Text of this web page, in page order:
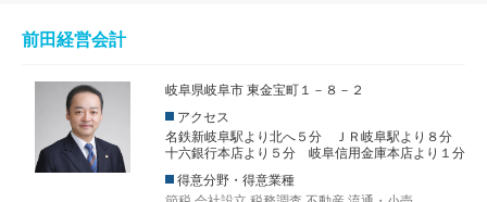
前田経営会計
岐阜県岐阜市 東金宝町１－８－２
アクセス
名鉄新岐阜駅より北へ５分 ＪＲ岐阜駅より８分
十六銀行本店より５分 岐阜信用金庫本店より１分
得意分野・得意業種